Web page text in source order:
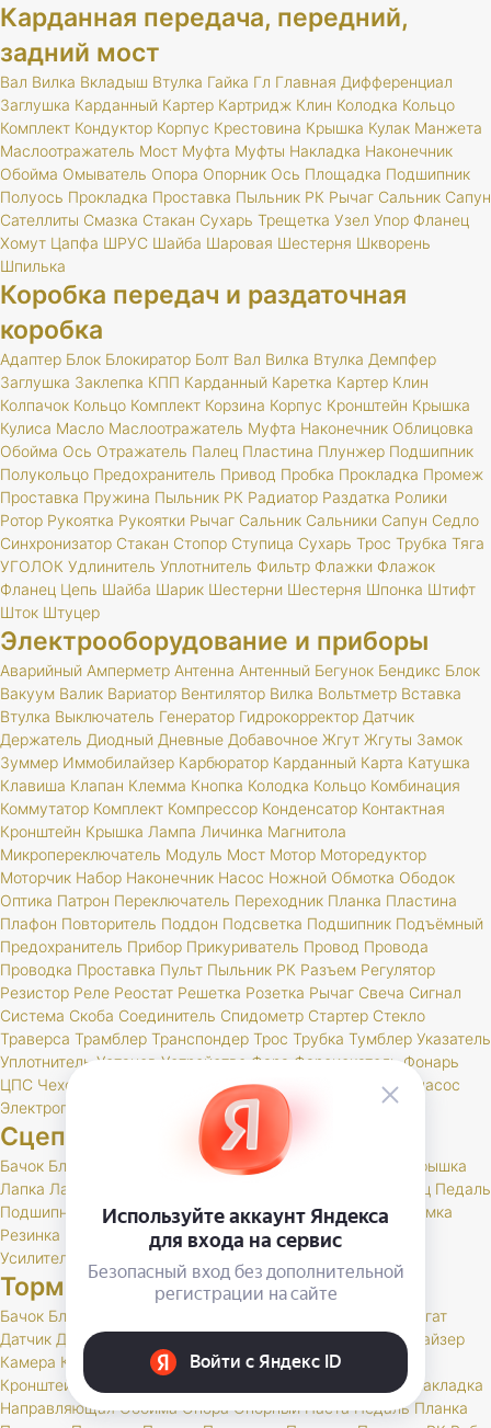
Карданная передача, передний,
задний мост
Вал Вилка Вкладыш Втулка Гайка Гл Главная Дифференциал
Заглушка Карданный Картер Картридж Клин Колодка Кольцо
Комплект Кондуктор Корпус Крестовина Крышка Кулак Манжета
Маслоотражатель Мост Муфта Муфты Накладка Наконечник
Обойма Омыватель Опора Опорник Ось Площадка Подшипник
Полуось Прокладка Проставка Пыльник РК Рычаг Сальник Сапун
Сателлиты Смазка Стакан Сухарь Трещетка Узел Упор Фланец
Хомут Цапфа ШРУС Шайба Шаровая Шестерня Шкворень
Шпилька
Коробка передач и раздаточная
коробка
Адаптер Блок Блокиратор Болт Вал Вилка Втулка Демпфер
Заглушка Заклепка КПП Карданный Каретка Картер Клин
Колпачок Кольцо Комплект Корзина Корпус Кронштейн Крышка
Кулиса Масло Маслоотражатель Муфта Наконечник Облицовка
Обойма Ось Отражатель Палец Пластина Плунжер Подшипник
Полукольцо Предохранитель Привод Пробка Прокладка Промеж
Проставка Пружина Пыльник РК Радиатор Раздатка Ролики
Ротор Рукоятка Рукоятки Рычаг Сальник Сальники Сапун Седло
Синхронизатор Стакан Стопор Ступица Сухарь Трос Трубка Тяга
УГОЛОК Удлинитель Уплотнитель Фильтр Флажки Флажок
Фланец Цепь Шайба Шарик Шестерни Шестерня Шпонка Штифт
Шток Штуцер
Электрооборудование и приборы
Аварийный Амперметр Антенна Антенный Бегунок Бендикс Блок
Вакуум Валик Вариатор Вентилятор Вилка Вольтметр Вставка
Втулка Выключатель Генератор Гидрокорректор Датчик
Держатель Диодный Дневные Добавочное Жгут Жгуты Замок
Зуммер Иммобилайзер Карбюратор Карданный Карта Катушка
Клавиша Клапан Клемма Кнопка Колодка Кольцо Комбинация
Коммутатор Комплект Компрессор Конденсатор Контактная
Кронштейн Крышка Лампа Личинка Магнитола
Микропереключатель Модуль Мост Мотор Моторедуктор
Моторчик Набор Наконечник Насос Ножной Обмотка Ободок
Оптика Патрон Переключатель Переходник Планка Пластина
Плафон Повторитель Поддон Подсветка Подшипник Подъёмный
Предохранитель Прибор Прикуриватель Провод Провода
Проводка Проставка Пульт Пыльник РК Разъем Регулятор
Резистор Реле Реостат Решетка Розетка Рычаг Свеча Сигнал
Система Скоба Соединитель Спидометр Стартер Стекло
Траверса Трамблер Транспондер Трос Трубка Тумблер Указатель
Уплотнитель Установ Устройство Фара Фароискатель
Фонарь
ЦПС Чехол Щеточный Щиток
Электробензонасос
Электропривод
Сцепление
Бачок Блок Диск Картер
Крышка
Лапка Лапки Палец Педаль
Подшипник
Поршень Пресс Пружина Пыльник РК Раб
Рамка
Резинка
Скоба Сцепление Толкатель Трубка
Усилитель
Тормоза
Бачок Блок
Гидроагрегат
Датчик Держатель
Иммобилайзер
Камера Клапан Клин Колодка Колодки Колпачок
Кронштейн
Крышка Муфта
Накладка
Направляющая Обойма Опора Опорный Паста Педаль Планка